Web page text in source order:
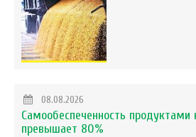
08.08.2026
Самообеспеченность продуктами
превышает 80%